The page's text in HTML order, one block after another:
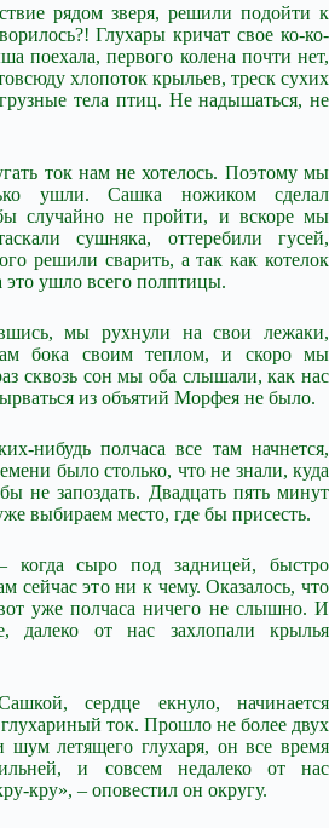
рядом зверя, решили подойти к
Глухары кричат свое ко-ко-
поехала, первого колена почти нет,
хлопоток крыльев, треск сухих
тела птиц. Не надышаться, не
ток нам не хотелось. Поэтому мы
ушли. Сашка ножиком сделал
случайно не пройти, и вскоре мы
сушняка, оттеребили гусей,
решили сварить, а так как котелок
ушло всего полптицы.
мы рухнули на свои лежаки,
бока своим теплом, и скоро мы
сквозь сон мы оба слышали, как нас
из объятий Морфея не было.
нибудь полчаса все там начнется,
было столько, что не знали, куда
не запоздать. Двадцать пять минут
выбираем место, где бы присесть.
сыро под задницей, быстро
сейчас это ни к чему. Оказалось, что
уже полчаса ничего не слышно. И
далеко от нас захлопали крылья
сердце екнуло, начинается
ток. Прошло не более двух
летящего глухаря, он все время
и совсем недалеко от нас
кру», – оповестил он округу.